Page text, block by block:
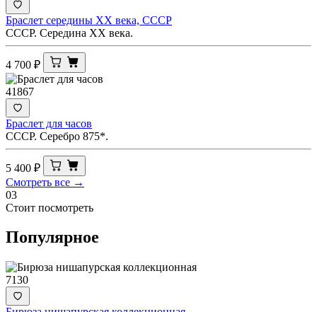
Браслет середины ХХ века, СССР
СССР. Середина ХХ века.
4 700 ₽
41867
Браслет для часов
СССР. Серебро 875*.
5 400 ₽
Смотреть все →
03
Стоит посмотреть
Популярное
7130